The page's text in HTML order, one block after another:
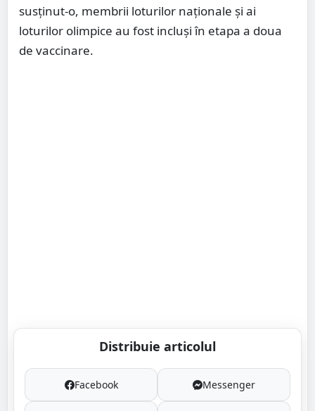
susținut-o, membrii loturilor naționale și ai
loturilor olimpice au fost incluși în etapa a doua
de vaccinare.
Distribuie articolul
Facebook Messenger